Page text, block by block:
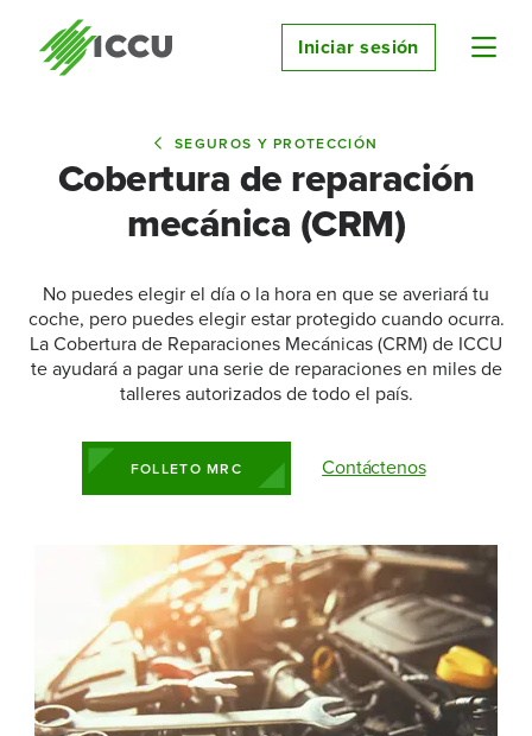
Iniciar sesión
SEGUROS Y PROTECCIÓN
Cobertura de reparación
mecánica (CRM)
No puedes elegir el día o la hora en que se averiará tu
coche, pero puedes elegir estar protegido cuando ocurra.
La Cobertura de Reparaciones Mecánicas (CRM) de ICCU
te ayudará a pagar una serie de reparaciones en miles de
talleres autorizados de todo el país.
FOLLETO MRC Contáctenos